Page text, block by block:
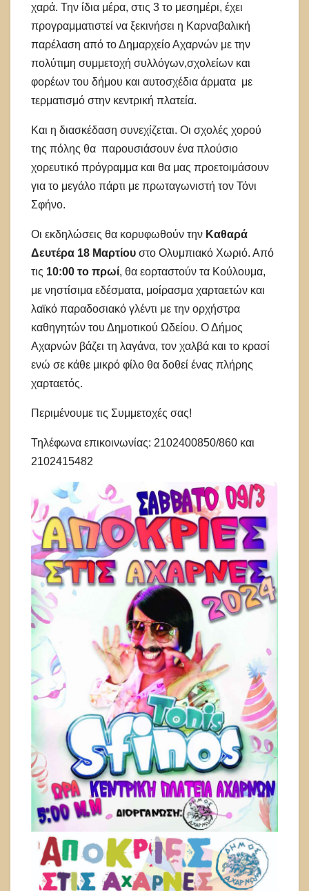
χαρά. Την ίδια μέρα, στις 3 το μεσημέρι, έχει
προγραμματιστεί να ξεκινήσει η Καρναβαλική
παρέλαση από το Δημαρχείο Αχαρνών με την
πολύτιμη συμμετοχή συλλόγων,σχολείων και
φορέων του δήμου και αυτοσχέδια άρματα με
τερματισμό στην κεντρική πλατεία.
Και η διασκέδαση συνεχίζεται. Οι σχολές χορού
της πόλης θα παρουσιάσουν ένα πλούσιο
χορευτικό πρόγραμμα και θα μας προετοιμάσουν
για το μεγάλο πάρτι με πρωταγωνιστή τον Τόνι
Σφήνο.
Οι εκδηλώσεις θα κορυφωθούν την Καθαρά
Δευτέρα 18 Μαρτίου στο Ολυμπιακό Χωριό. Από
τις 10:00 το πρωί, θα εορταστούν τα Κούλουμα,
με νηστίσιμα εδέσματα, μοίρασμα χαρταετών και
λαϊκό παραδοσιακό γλέντι με την ορχήστρα
καθηγητών του Δημοτικού Ωδείου. Ο Δήμος
Αχαρνών βάζει τη λαγάνα, τον χαλβά και το κρασί
ενώ σε κάθε μικρό φίλο θα δοθεί ένας πλήρης
χαρταετός.
Περιμένουμε τις Συμμετοχές σας!
Τηλέφωνα επικοινωνίας: 2102400850/860 και
2102415482